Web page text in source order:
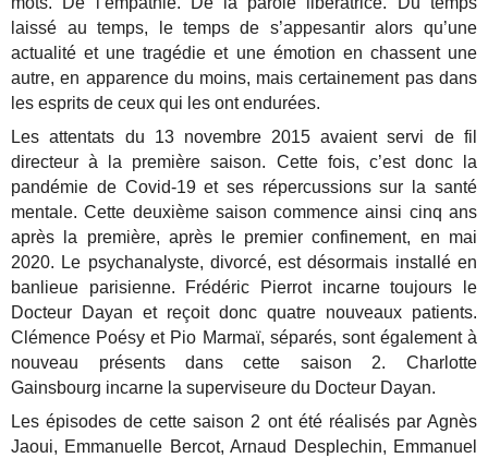
laissé au temps, le temps de s’appesantir alors qu’une
actualité et une tragédie et une émotion en chassent une
autre, en apparence du moins, mais certainement pas dans
les esprits de ceux qui les ont endurées.
Les attentats du 13 novembre 2015 avaient servi de fil
directeur à la première saison. Cette fois, c’est donc la
pandémie de Covid-19 et ses répercussions sur la santé
mentale. Cette deuxième saison commence ainsi cinq ans
après la première, après le premier confinement, en mai
2020. Le psychanalyste, divorcé, est désormais installé en
banlieue parisienne. Frédéric Pierrot incarne toujours le
Docteur Dayan et reçoit donc quatre nouveaux patients.
Clémence Poésy et Pio Marmaï, séparés, sont également à
nouveau présents dans cette saison 2. Charlotte
Gainsbourg incarne la superviseure du Docteur Dayan.
Les épisodes de cette saison 2 ont été réalisés par Agnès
Jaoui, Emmanuelle Bercot, Arnaud Desplechin, Emmanuel